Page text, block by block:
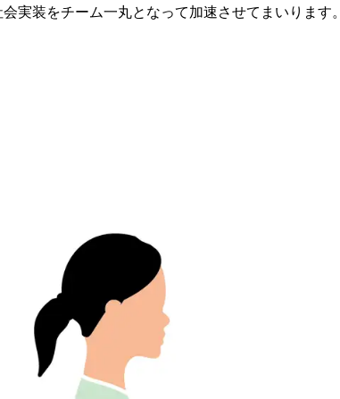
実装をチーム一丸となって加速させてまいります。